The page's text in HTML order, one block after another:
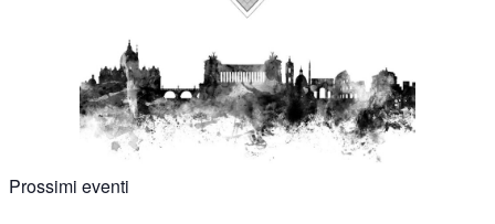
Prossimi eventi